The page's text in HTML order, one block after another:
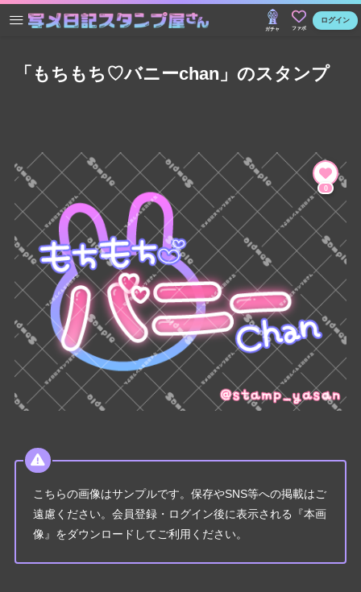
ガチャ ファボ
ログイン
「もちもち♡バニーchan」のスタンプ
0
こちらの画像はサンプルです。保存やSNS等への掲載はご
遠慮ください。会員登録・ログイン後に表示される『本画
像』をダウンロードしてご利用ください。